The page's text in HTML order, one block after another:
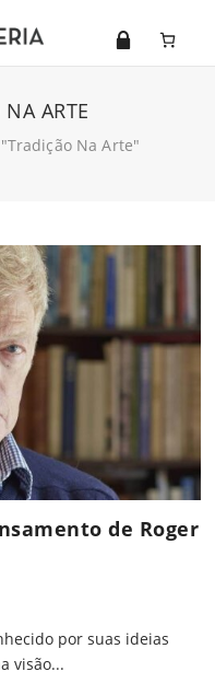
ARTE
"tradição Na Arte"
de Roger
por suas ideias
visão...